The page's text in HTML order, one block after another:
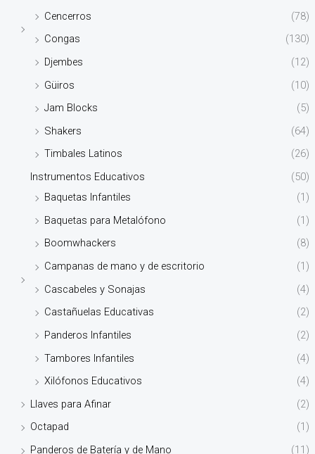
Cencerros
(78)
Congas
(130)
Djembes
(12)
Güiros
(10)
Jam Blocks
(5)
Shakers
(64)
Timbales Latinos
(26)
Instrumentos Educativos
(50)
Baquetas Infantiles
(1)
Baquetas para Metalófono
(1)
Boomwhackers
(8)
Campanas de mano y de escritorio
(1)
Cascabeles y Sonajas
(4)
Castañuelas Educativas
(2)
Panderos Infantiles
(2)
Tambores Infantiles
(4)
Xilófonos Educativos
(4)
Llaves para Afinar
(2)
Octapad
(1)
Panderos de Batería y de Mano
(11)